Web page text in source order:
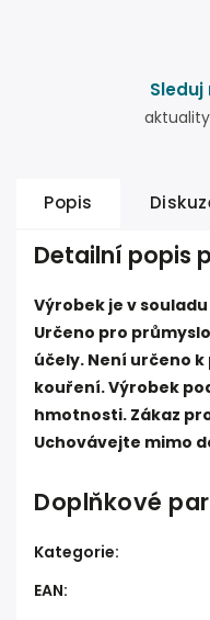
Popis
Detailní popis
Výrobek je v souladu
Určeno pro
účely. Není určeno
kouření. Výrobek
hmotnosti. Zákaz
Uchovávejte mimo
Doplňkové
Kategorie:
EAN: